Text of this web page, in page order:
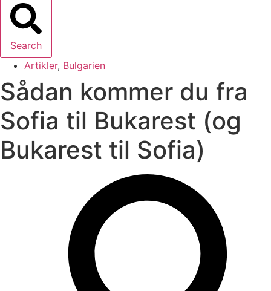
Search
Artikler, Bulgarien
Sådan kommer du fra
Sofia til Bukarest (og
Bukarest til Sofia)